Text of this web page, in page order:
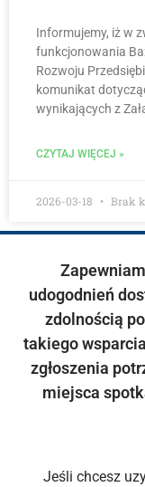
Informujemy, iż w
funkcjonowania
Rozwoju
komunikat
wynikających z
CZYTAJ WIĘCEJ »
2026-03-18 Brak
udogodnień
zdolnością
takiego
zgłoszenia
miejsca
Jeśli chcesz